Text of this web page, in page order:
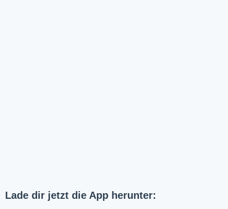
Lade dir jetzt die App herunter: